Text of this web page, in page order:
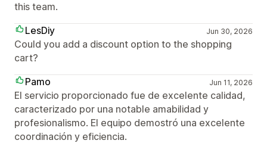
this team.
LesDiy
Jun 30, 2026
Could you add a discount option to the shopping
cart?
Pamo
Jun 11, 2026
El servicio proporcionado fue de excelente calidad,
caracterizado por una notable amabilidad y
profesionalismo. El equipo demostró una excelente
coordinación y eficiencia.